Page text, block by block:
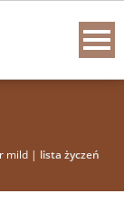
mild | lista życzeń